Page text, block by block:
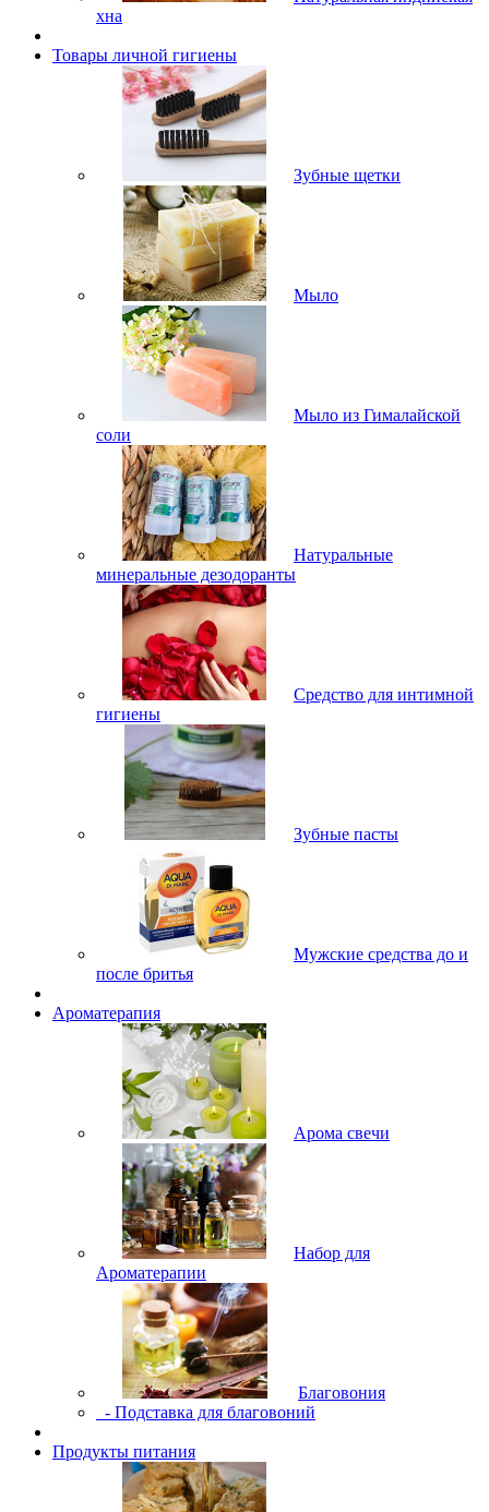
хна
Товары личной гигиены
Зубные щетки
Мыло
Мыло из Гималайской
соли
Натуральные
минеральные дезодоранты
Средство для интимной
гигиены
Зубные пасты
Мужские средства до и
после бритья
Ароматерапия
Арома свечи
Набор для
Ароматерапии
Благовония
- Подставка для благовоний
Продукты питания